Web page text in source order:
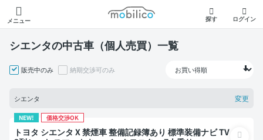
メニュー
モビリコ
探す ログイン
シエンタの中古車（個人売買）一覧
販売中のみ 納期交渉可のみ
シエンタ 変更
NEW! 価格交渉OK
トヨタ シエンタ X 禁煙車 整備記録簿あり 標準装備ナビ TV